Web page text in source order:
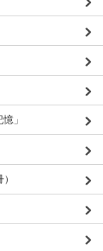
」